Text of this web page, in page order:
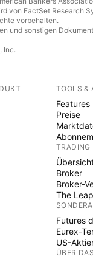
von FactSet Research
vorbehalten.
und sonstigen
Inc.
TOOLS &
Features
Preise
TRADING
Broker
Broker-
The Leap
Futures
Eurex-
US-
ÜBER